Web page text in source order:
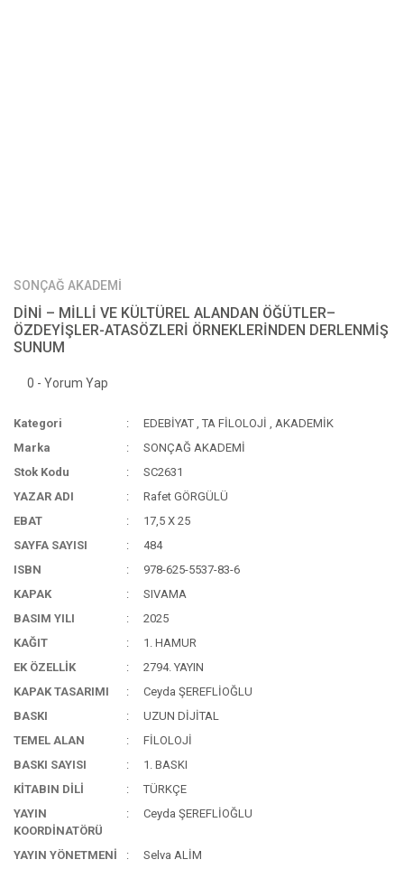
SONÇAĞ AKADEMİ
DİNİ – MİLLİ VE KÜLTÜREL ALANDAN ÖĞÜTLER–
ÖZDEYİŞLER-ATASÖZLERİ ÖRNEKLERİNDEN DERLENMİŞ
SUNUM
0 - Yorum Yap
Kategori EDEBİYAT ,TA FİLOLOJİ ,AKADEMİK
Marka
SONÇAĞ AKADEMİ
Stok Kodu
SC2631
YAZAR ADI
Rafet GÖRGÜLÜ
EBAT
17,5 X 25
SAYFA SAYISI
484
ISBN
978-625-5537-83-6
KAPAK
SIVAMA
BASIM YILI
2025
KAĞIT
1. HAMUR
EK ÖZELLİK
2794. YAYIN
KAPAK TASARIMI
Ceyda ŞEREFLİOĞLU
BASKI
UZUN DİJİTAL
TEMEL ALAN
FİLOLOJİ
BASKI SAYISI
1. BASKI
KİTABIN DİLİ
TÜRKÇE
YAYIN
KOORDİNATÖRÜ
Ceyda ŞEREFLİOĞLU
YAYIN YÖNETMENİ Selva ALİM